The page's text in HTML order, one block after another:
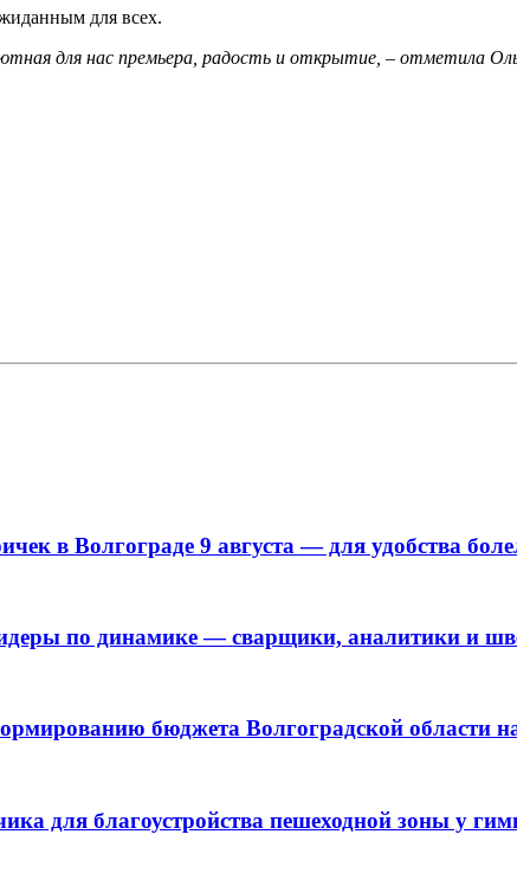
для всех.
для нас премьера, радость и открытие, – отметила
в Волгограде 9 августа — для удобства
по динамике — сварщики, аналитики и
бюджета Волгоградской области
для благоустройства пешеходной зоны у